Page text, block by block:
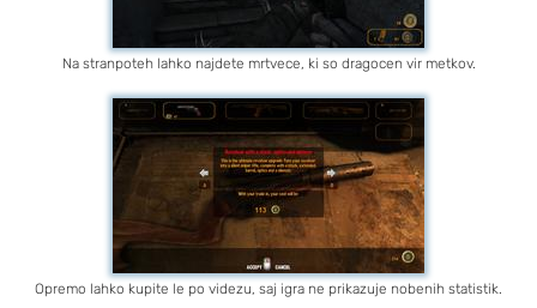
Na stranpoteh lahko najdete mrtvece, ki so dragocen vir metkov.
Opremo lahko kupite le po videzu, saj igra ne prikazuje nobenih statistik.